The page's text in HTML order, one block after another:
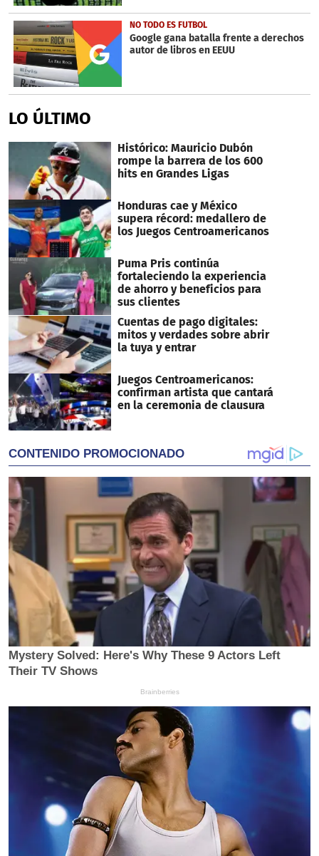
NO TODO ES FUTBOL
Google gana batalla frente a derechos
autor de libros en EEUU
LO ÚLTIMO
Histórico: Mauricio Dubón
rompe la barrera de los 600
hits en Grandes Ligas
Honduras cae y México
supera récord: medallero de
los Juegos Centroamericanos
Puma Pris continúa
fortaleciendo la experiencia
de ahorro y beneficios para
sus clientes
Cuentas de pago digitales:
mitos y verdades sobre abrir
la tuya y entrar
Juegos Centroamericanos:
confirman artista que cantará
en la ceremonia de clausura